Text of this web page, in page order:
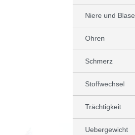
Niere und Blase
Ohren
Schmerz
Stoffwechsel
Trächtigkeit
Uebergewicht